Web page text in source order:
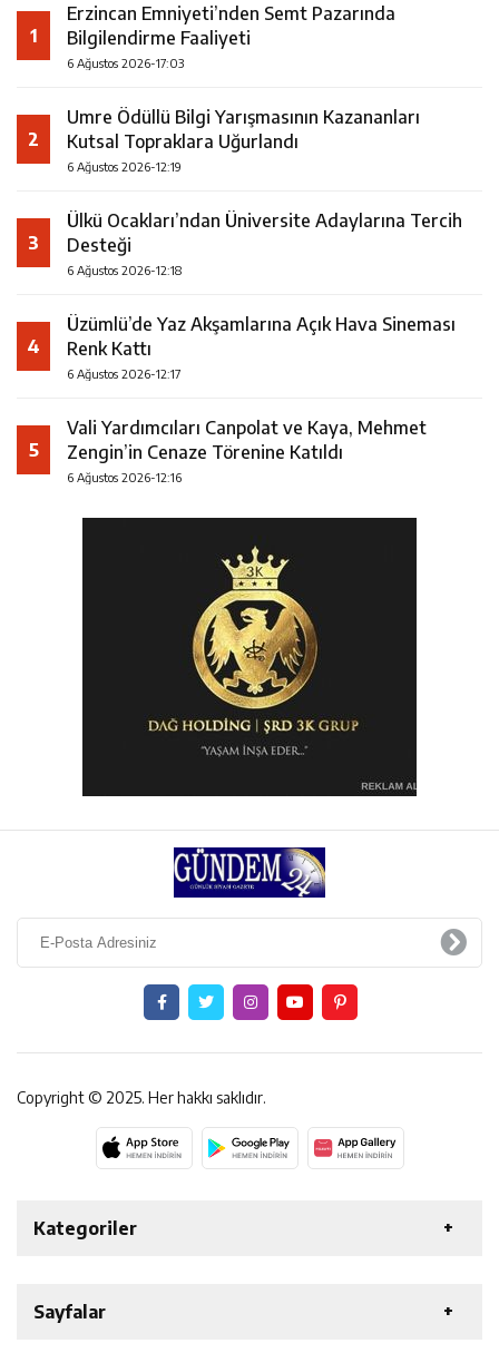
1
Erzincan Emniyeti’nden Semt Pazarında
Bilgilendirme Faaliyeti
6 Ağustos 2026-17:03
2
Umre Ödüllü Bilgi Yarışmasının Kazananları
Kutsal Topraklara Uğurlandı
6 Ağustos 2026-12:19
3
Ülkü Ocakları’ndan Üniversite Adaylarına Tercih
Desteği
6 Ağustos 2026-12:18
4
Üzümlü’de Yaz Akşamlarına Açık Hava Sineması
Renk Kattı
6 Ağustos 2026-12:17
5
Vali Yardımcıları Canpolat ve Kaya, Mehmet
Zengin’in Cenaze Törenine Katıldı
6 Ağustos 2026-12:16
Copyright © 2025. Her hakkı saklıdır.
Kategoriler
EKONOMİ
Sayfalar